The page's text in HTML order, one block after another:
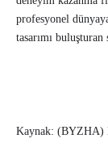
profesyonel
tasarımı
Kaynak: (BYZHA)